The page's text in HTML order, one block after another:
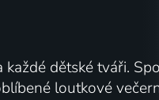
dětské tváři.
loutkové